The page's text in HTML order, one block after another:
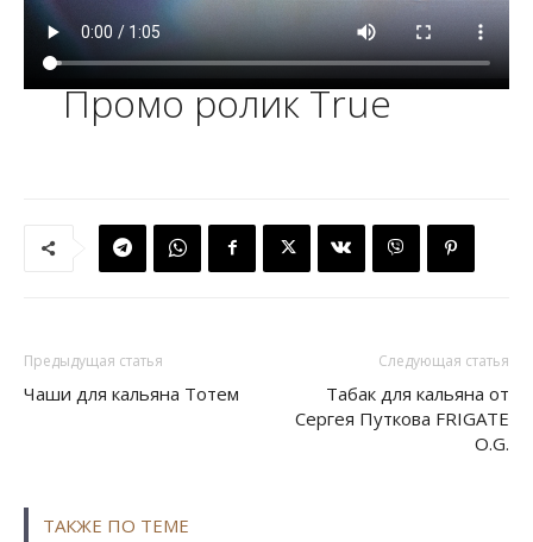
Промо ролик True
Предыдущая статья
Чаши для кальяна Тотем
Следующая статья
Табак для кальяна от
Сергея Путкова FRIGATE
O.G.
ТАКЖЕ ПО ТЕМЕ